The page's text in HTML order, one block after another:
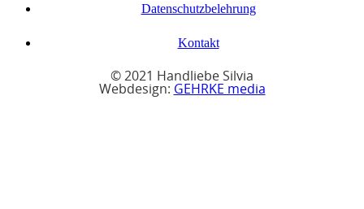
Datenschutzbelehrung
Kontakt
© 2021 Handliebe Silvia
Webdesign: GEHRKE media